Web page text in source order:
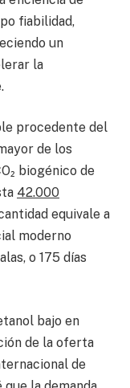
fiabilidad,
un
la
procedente del
de los
biogénico de
42.000
equivale a
moderno
o 175 días
bajo en
de la oferta
de